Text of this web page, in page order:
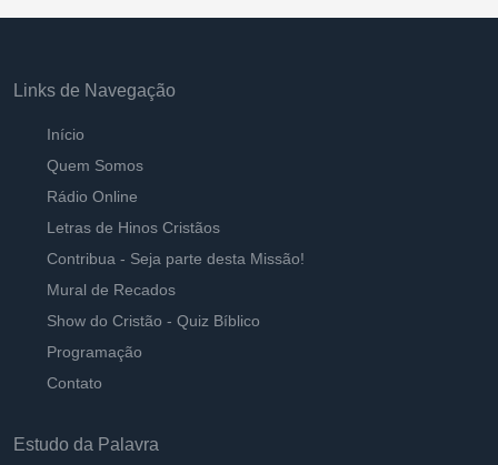
Links de Navegação
Início
Quem Somos
Rádio Online
Letras de Hinos Cristãos
Contribua - Seja parte desta Missão!
Mural de Recados
Show do Cristão - Quiz Bíblico
Programação
Contato
Estudo da Palavra